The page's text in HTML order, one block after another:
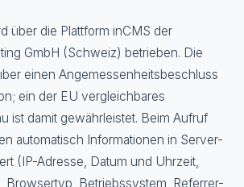
über die Plattform inCMS der
GmbH (Schweiz) betrieben. Die
einen Angemessenheitsbeschluss
ein der EU vergleichbares
ist damit gewährleistet. Beim Aufruf
automatisch Informationen in Server-
(IP-Adresse, Datum und Uhrzeit,
Browsertyp, Betriebssystem, Referrer-